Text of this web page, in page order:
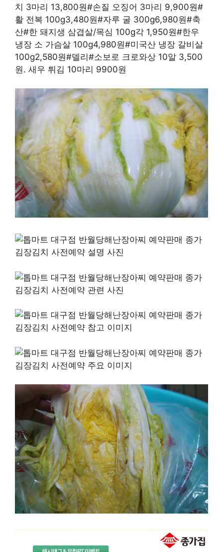
치 3마리 13,800원#손질 오징어 3마리 9,900원#
활 전복 100g3,480원#자루 굴 300g6,980원#축
산#한 돼지생 삼겹살/목심 100g각 1,950원#한우
냉장 소 가슴살 100g4,980원#미국산 냉장 갈비살
100g2,580원#델리#소보로 크로와상 10알 3,500
원. 새우 튀김 10마리 9900원